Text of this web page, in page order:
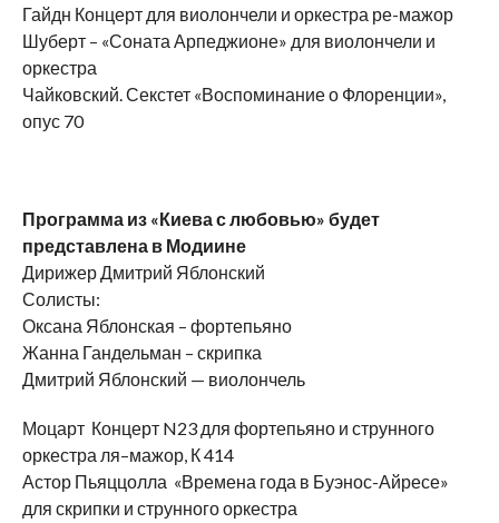
Гайдн Концерт для виолончели и оркестра ре-мажор
Шуберт – «Соната Арпеджионе» для виолончели и
оркестра
Чайковский. Секстет «Воспоминание о Флоренции»,
опус 70
Программа из «Киева с любовью» будет
представлена в Модиине
Дирижер Дмитрий Яблонский
Солисты:
Оксана Яблонская – фортепьяно
Жанна Гандельман – скрипка
Дмитрий Яблонский — виолончель
Моцарт Концерт N23 для фортепьяно и струнного
оркестра ля–мажор, К 414
Астор Пьяццолла «Времена года в Буэнос-Айресе»
для скрипки и струнного оркестра